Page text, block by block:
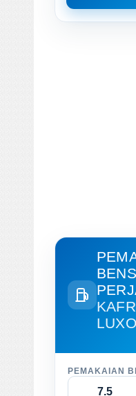
PEMAKAIAN